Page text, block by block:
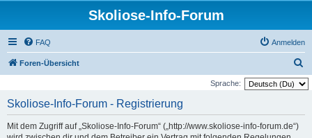
Skoliose-Info-Forum
FAQ Anmelden
Foren-Übersicht
u
Sprache:
Skoliose-Info-Forum - Registrierung
Mit dem Zugriff auf „Skoliose-Info-Forum“ („http://www.skoliose-info-forum.de“)